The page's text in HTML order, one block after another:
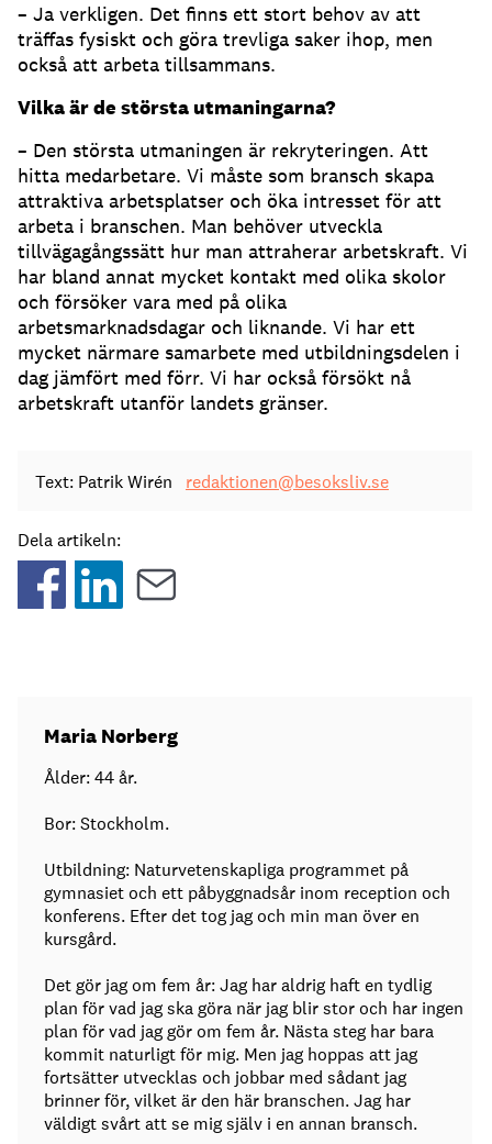
– Ja verkligen. Det finns ett stort behov av att
träffas fysiskt och göra trevliga saker ihop, men
också att arbeta tillsammans.
Vilka är de största utmaningarna?
– Den största utmaningen är rekryteringen. Att
hitta medarbetare. Vi måste som bransch skapa
attraktiva arbetsplatser och öka intresset för att
arbeta i branschen. Man behöver utveckla
tillvägagångssätt hur man attraherar arbetskraft. Vi
har bland annat mycket kontakt med olika skolor
och försöker vara med på olika
arbetsmarknadsdagar och liknande. Vi har ett
mycket närmare samarbete med utbildningsdelen i
dag jämfört med förr. Vi har också försökt nå
arbetskraft utanför landets gränser.
Text: Patrik Wirén redaktionen@besoksliv.se
Dela artikeln:
Maria Norberg
Ålder: 44 år.
Bor: Stockholm.
Utbildning: Naturvetenskapliga programmet på
gymnasiet och ett påbyggnadsår inom reception och
konferens. Efter det tog jag och min man över en
kursgård.
Det gör jag om fem år: Jag har aldrig haft en tydlig
plan för vad jag ska göra när jag blir stor och har ingen
plan för vad jag gör om fem år. Nästa steg har bara
kommit naturligt för mig. Men jag hoppas att jag
fortsätter utvecklas och jobbar med sådant jag
brinner för, vilket är den här branschen. Jag har
väldigt svårt att se mig själv i en annan bransch.